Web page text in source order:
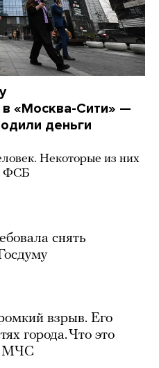
в «Москва-Сити» —
деньги
Некоторые из них
ФСБ
снять
взрыв. Его
города. Что это
МЧС